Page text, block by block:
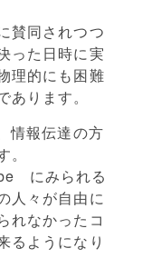
賛同されつつ
った日時に実
理的にも困難
ります。
情報伝達の方
にみられる
人々が自由に
れなかったコ
るようになり